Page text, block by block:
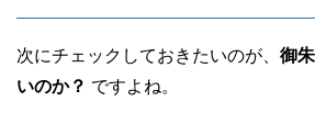
次にチェックしておきたいのが、 御
いのか？ ですよね。